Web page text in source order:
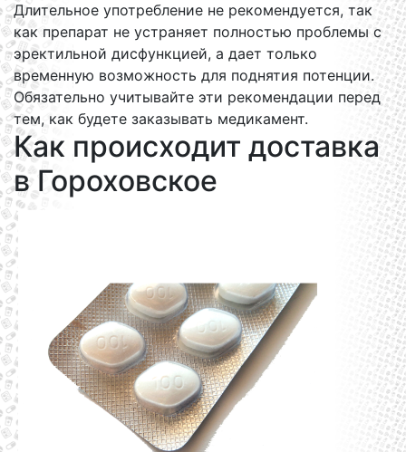
Длительное употребление не рекомендуется, так
как препарат не устраняет полностью проблемы с
эректильной дисфункцией, а дает только
временную возможность для поднятия потенции.
Обязательно учитывайте эти рекомендации перед
тем, как будете заказывать медикамент.
Как происходит доставка
в Гороховское